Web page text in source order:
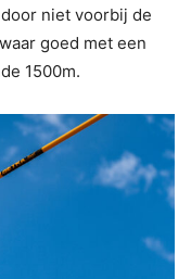
niet voorbij de
goed met een
1500m.